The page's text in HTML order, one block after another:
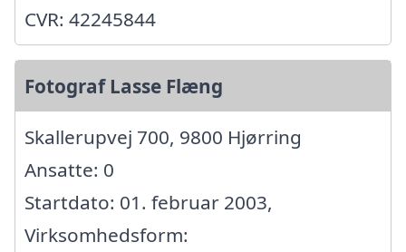
CVR: 42245844
Fotograf Lasse Flæng
Skallerupvej 700, 9800 Hjørring
Ansatte: 0
Startdato: 01. februar 2003,
Virksomhedsform: